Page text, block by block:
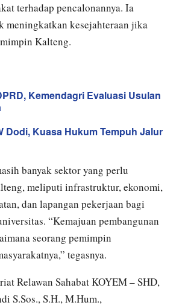
terhadap pencalonannya. Ia
meningkatkan kesejahteraan jika
Kalteng.
Kemendagri Evaluasi Usulan
Dodi, Kuasa Hukum Tempuh Jalur
banyak sektor yang perlu
meliputi infrastruktur, ekonomi,
dan lapangan pekerjaan bagi
“Kemajuan pembangunan
seorang pemimpin
tegasnya.
Relawan Sahabat KOYEM – SHD,
S.Sos., S.H., M.Hum.,